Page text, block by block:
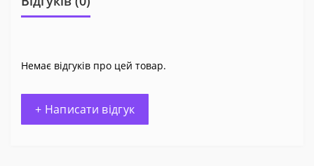
Немає відгуків про цей товар.
+ Написати відгук